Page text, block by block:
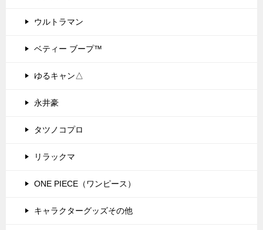
ウルトラマン
ベティー ブープ™
ゆるキャン△
永井豪
タツノコプロ
リラックマ
ONE PIECE（ワンピース）
キャラクターグッズその他